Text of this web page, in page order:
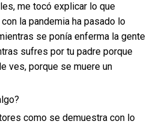
me tocó explicar lo que
la pandemia ha pasado lo
se ponía enferma la gente
sufres por tu padre porque
ves, porque se muere un
como se demuestra con lo